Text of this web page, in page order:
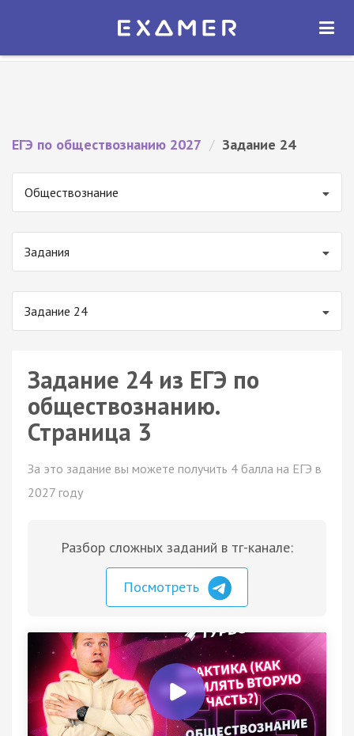
Экзамер — ЕГЭ 2027
ОТКРЫТЬ
ЕГЭ по обществознанию 2027 / Задание 24
Обществознание
Задания
Задание 24
Задание 24 из ЕГЭ по
обществознанию.
Страница 3
За это задание вы можете получить 4 балла на ЕГЭ в
2027 году
Разбор сложных заданий в тг-канале:
Посмотреть